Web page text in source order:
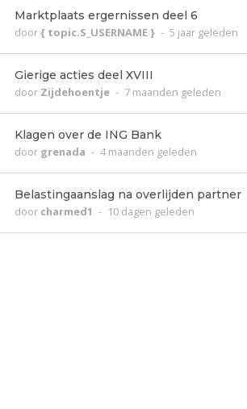
Marktplaats ergernissen deel 6
door{ topic.S_USERNAME } - 5 jaar geleden
Gierige acties deel XVIII
door Zijdehoentje - 7 maanden geleden
Klagen over de ING Bank
door grenada - 4 maanden geleden
Belastingaanslag na overlijden partner
door charmed1 - 10 dagen geleden